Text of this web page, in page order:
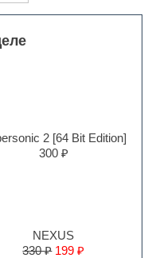
2 [64 Bit Edition]
300 ₽
NEXUS
330 ₽ 199 ₽